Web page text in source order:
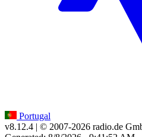
Portugal
v8.12.4 | © 2007-2026 radio.de